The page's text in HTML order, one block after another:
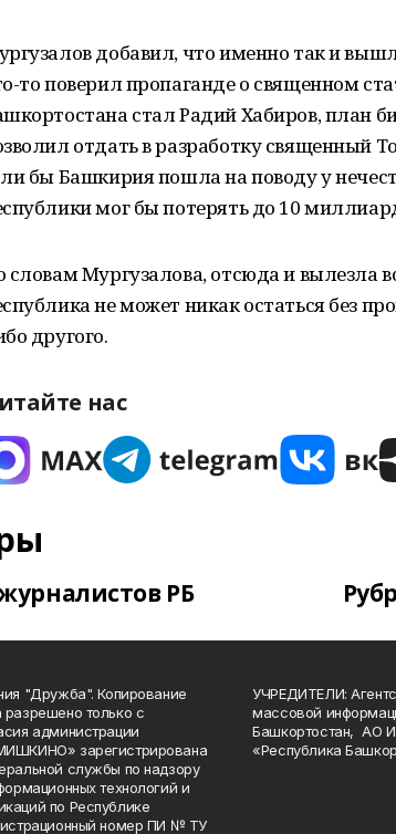
добавил, что именно так и
то поверил пропаганде о священном
стал Радий Хабиров, план
отдать в разработку священный
бы Башкирия пошла на поводу у
мог бы потерять до 10
словам Мургузалова, отсюда и вылезла
не может никак остаться без
другого.
нас
РБ
"Дружба". Копирование
только с
администрации
зарегистрирована
службы по надзору
технологий и
по Республике
номер ПИ № ТУ
УЧРЕДИТЕЛИ:
массовой
Башкортостан, АО
«Республика